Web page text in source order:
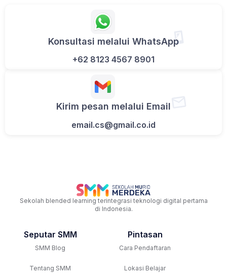
Konsultasi melalui WhatsApp
+62 8123 4567 8901
Kirim pesan melalui Email
email.cs@gmail.co.id
Sekolah blended learning terintegrasi teknologi digital pertama
di Indonesia.
Seputar SMM
SMM Blog
Tentang SMM
Pintasan
Cara Pendaftaran
Lokasi Belajar